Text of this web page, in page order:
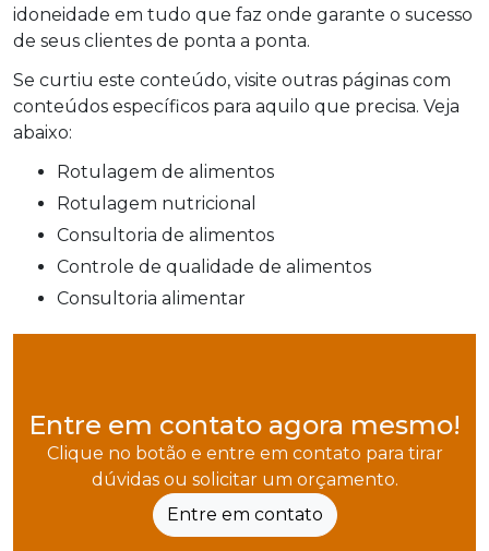
idoneidade em tudo que faz onde garante o sucesso
de seus clientes de ponta a ponta.
Se curtiu este conteúdo, visite outras páginas com
conteúdos específicos para aquilo que precisa. Veja
abaixo:
rotulagem de alimentos
rotulagem nutricional
consultoria de alimentos
controle de qualidade de alimentos
consultoria alimentar
Entre em contato agora mesmo!
Clique no botão e entre em contato para tirar
dúvidas ou solicitar um orçamento.
Entre em contato